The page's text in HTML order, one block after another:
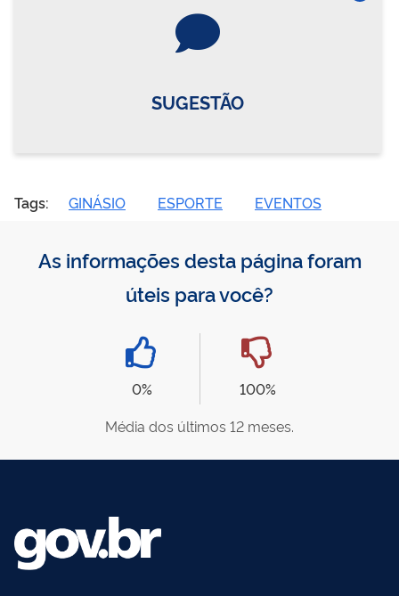
SUGESTÃO
Tags: GINÁSIO ESPORTE EVENTOS
As informações desta página foram
úteis para você?
0%
100%
Média dos últimos 12 meses.